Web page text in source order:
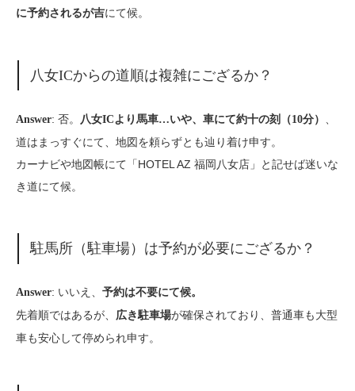
に予約されるが吉にて候。
八女ICからの道順は複雑にござるか？
Answer: 否。 八女ICより馬車…いや、車にて約十の刻（10分）
道はまっすぐにて、地図を頼らずとも辿り着け申す。
カーナビや地図帳にて「HOTEL AZ 福岡八女店」と記せば迷いな
き道にて候。
駐馬所（駐車場）は予約が必要にござるか？
Answer: いいえ、 予約は不要にて候。
先着順ではあるが、 広き駐車場が確保されており、普通車も大型
車も安心して停められ申す。